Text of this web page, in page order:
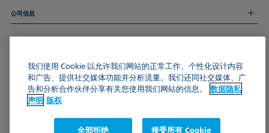
技术服务
和我们取得联系
公司信息
关于我们
数据隐私声明
Cookie政策
加入KRÜSS社区
我们使用 Cookie 以允许我们网站的正常工作、个性化设计内容
和广告、提供社交媒体功能并分析流量。我们还同社交媒体、广
告和分析合作伙伴分享有关您使用我们网站的信息。
数据隐私
声明 版权
全部拒绝 接受所有 Cookie